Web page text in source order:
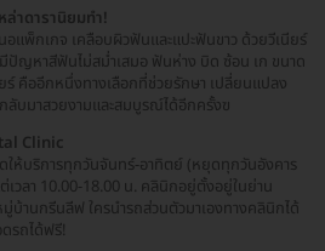
ล่าดารานิยมทำ!
แพ็กเกจ เคลือบผิวฟันและแปะฟันขาว ด้วยวีเนียร์
หาสีฟันไม่สม่ำเสมอ ฟันห่าง บิด ซ้อน เก ขนาด
คืออีกหนึ่งทางเลือกที่ช่วยรักษา เปลี่ยนแปลง
บมาสวยงามและสมบูรณ์ได้อีกครั้งฃ
Clinic
ห้บริการทุกวันจันทร์-อาทิตย์ (หยุดทุกวันอังคาร
วลา 10.00-18.00 น. คลินิกอยู่ตั้งอยู่ในย่าน
านกรีนลีฟ ใครนำรถส่วนตัวมาเองทางคลินิกได้
รถได้ฟรี!